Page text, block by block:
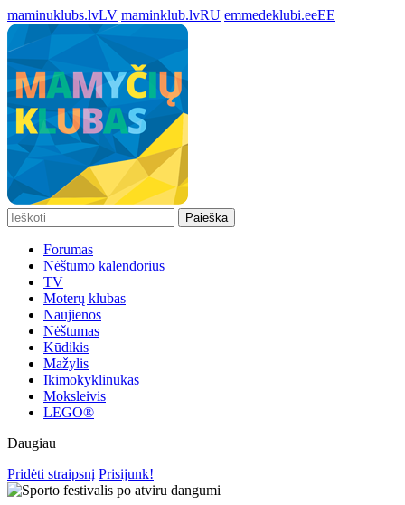
maminuklubs.lvLV maminklub.lvRU emmedeklubi.eeEE
Paieška
Forumas
Nėštumo kalendorius
TV
Moterų klubas
Naujienos
Nėštumas
Kūdikis
Mažylis
Ikimokyklinukas
Moksleivis
LEGO®
Daugiau
Pridėti straipsnį Prisijunk!